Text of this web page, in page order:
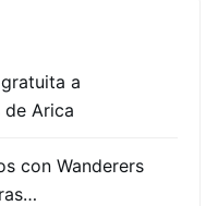
a
Arica
con Wanderers